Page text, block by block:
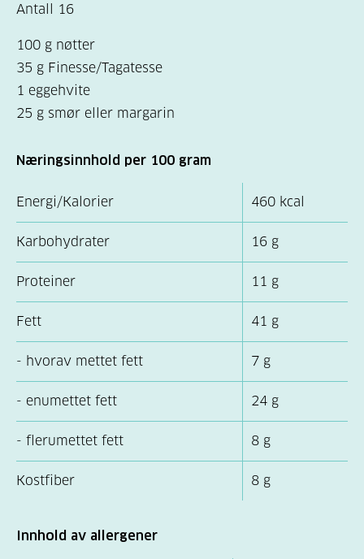
Antall 16
100 g nøtter
35 g Finesse/Tagatesse
1 eggehvite
25 g smør eller margarin
Næringsinnhold per 100 gram
Energi/Kalorier 460 kcal
Karbohydrater 16 g
Proteiner 11 g
Fett 41 g
- hvorav mettet fett 7 g
- enumettet fett 24 g
- flerumettet fett 8 g
Kostfiber 8 g
Innhold av allergener